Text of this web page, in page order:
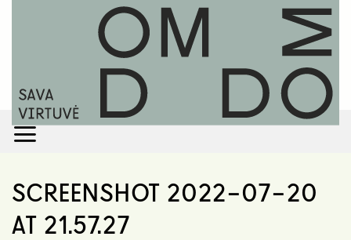
SCREENSHOT 2022-07-20
AT 21.57.27